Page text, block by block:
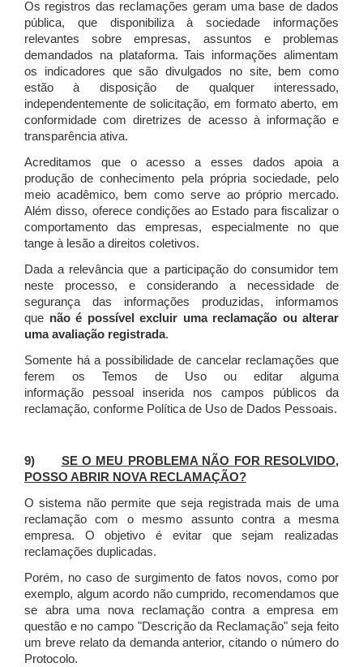
Os registros das reclamações geram uma base de dados
pública, que disponibiliza à sociedade informações
relevantes sobre empresas, assuntos e problemas
demandados na plataforma. Tais informações alimentam
os indicadores que são divulgados no site, bem como
estão à disposição de qualquer interessado,
independentemente de solicitação, em formato aberto, em
conformidade com diretrizes de acesso à informação e
transparência ativa.
Acreditamos que o acesso a esses dados apoia a
produção de conhecimento pela própria sociedade, pelo
meio acadêmico, bem como serve ao próprio mercado.
Além disso, oferece condições ao Estado para fiscalizar o
comportamento das empresas, especialmente no que
tange à lesão a direitos coletivos.
Dada a relevância que a participação do consumidor tem
neste processo, e considerando a necessidade de
segurança das informações produzidas, informamos
que não é possível excluir uma reclamação ou alterar
uma avaliação registrada.
Somente há a possibilidade de cancelar reclamações que
ferem os Temos de Uso ou editar alguma
informação pessoal inserida nos campos públicos da
reclamação, conforme Política de Uso de Dados Pessoais.
9) SE O MEU PROBLEMA NÃO FOR RESOLVIDO,
POSSO ABRIR NOVA RECLAMAÇÃO?
O sistema não permite que seja registrada mais de uma
reclamação com o mesmo assunto contra a mesma
empresa. O objetivo é evitar que sejam realizadas
reclamações duplicadas.
Porém, no caso de surgimento de fatos novos, como por
exemplo, algum acordo não cumprido, recomendamos que
se abra uma nova reclamação contra a empresa em
questão e no campo "Descrição da Reclamação" seja feito
um breve relato da demanda anterior, citando o número do
Protocolo.